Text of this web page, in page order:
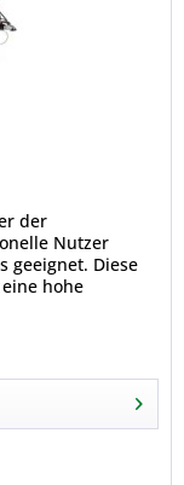
der
Nutzer
geeignet. Diese
hohe